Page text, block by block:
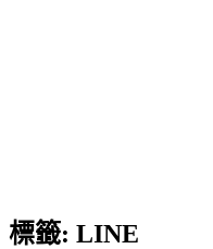
標籤: LINE